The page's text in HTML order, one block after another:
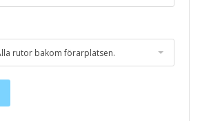
rutor bakom förarplatsen.